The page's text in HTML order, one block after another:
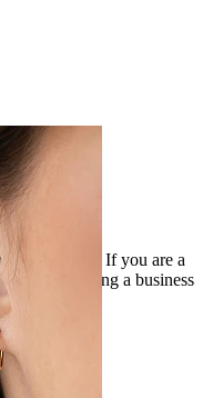
this product. If you are a
of having a business